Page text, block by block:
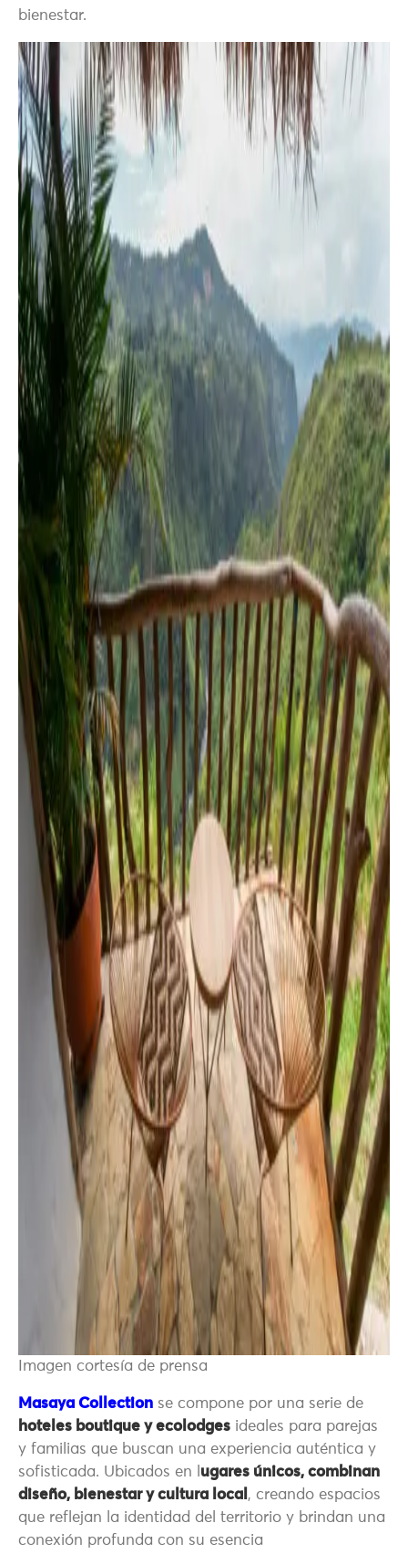
bienestar.
Imagen cortesía de prensa
Masaya Collection se compone por una serie de
hoteles boutique y ecolodges ideales para parejas
y familias que buscan una experiencia auténtica y
sofisticada. Ubicados en l ugares únicos, combinan
diseño, bienestar y cultura local , creando espacios
que reflejan la identidad del territorio y brindan una
conexión profunda con su esencia